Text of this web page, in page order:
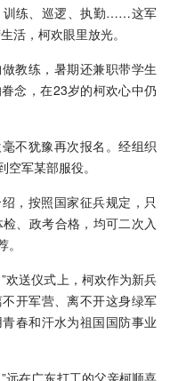
训练、巡逻、执勤……这军
活，柯欢眼里放光。
教练，暑期还兼职带学生
念，在23岁的柯欢心中仍
不犹豫再次报名。经组织
军某部服役。
，按照国家征兵规定，只
、政考合格，均可二次入
欢送仪式上，柯欢作为新兵
开军营、离不开这身绿军
春和汗水为祖国国防事业